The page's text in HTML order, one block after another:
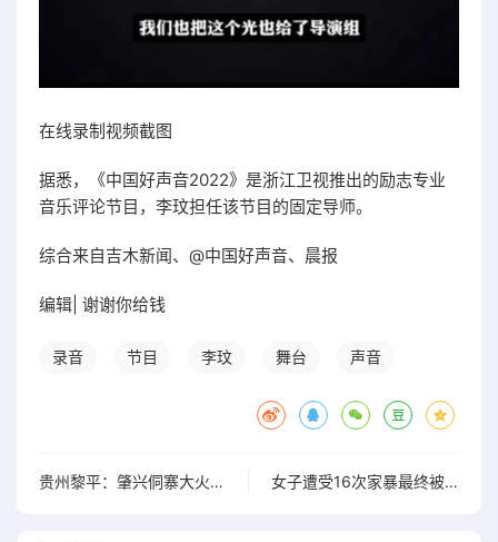
在线录制视频截图
据悉，《中国好声音2022》是浙江卫视推出的励志专业
音乐评论节目，李玟担任该节目的固定导师。
综合来自吉木新闻、@中国好声音、晨报
编辑| 谢谢你给钱
录音 节目 李玟 舞台 声音
贵州黎平：肇兴侗寨大火过后的生活正迅速恢复原样 女子遭受16次家暴最终被送进精神病院治疗